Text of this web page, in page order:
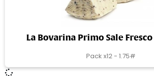
La Bovarina Primo Sale
Pack x12 - 1.75#